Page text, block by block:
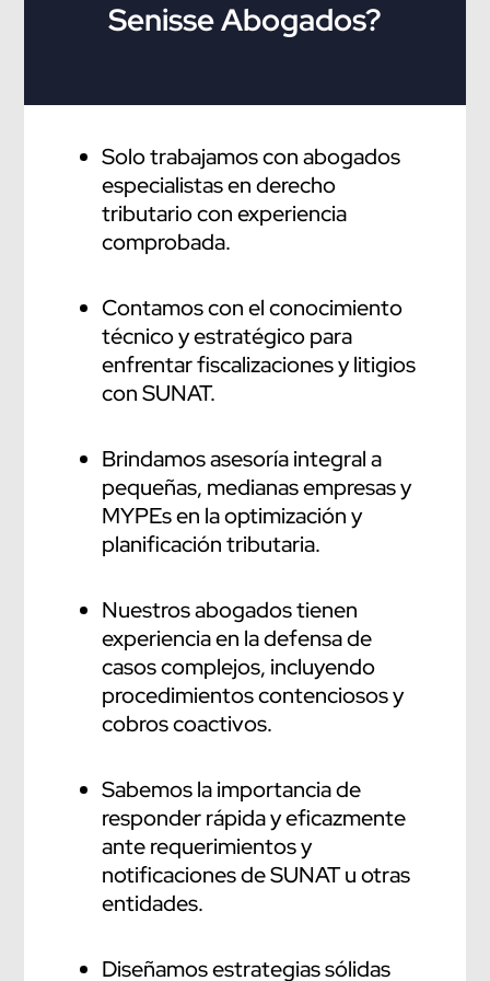
retenciones, percepciones y detracciones
evitar embargos
Senisse Abogados?
Solo trabajamos con abogados
especialistas en derecho
tributario con experiencia
comprobada.
Contamos con el conocimiento
técnico y estratégico para
enfrentar fiscalizaciones y litigios
con SUNAT.
Brindamos asesoría integral a
pequeñas, medianas empresas y
MYPEs en la optimización y
planificación tributaria.
Nuestros abogados tienen
experiencia en la defensa de
casos complejos, incluyendo
procedimientos contenciosos y
cobros coactivos.
Sabemos la importancia de
responder rápida y eficazmente
ante requerimientos y
notificaciones de SUNAT u otras
entidades.
Diseñamos estrategias sólidas